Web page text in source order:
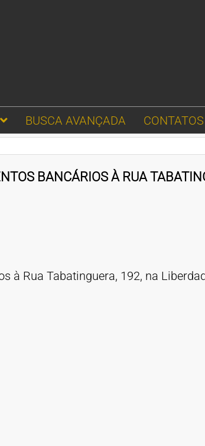
BUSCA AVANÇADA CONTATOS
BANCÁRIOS À RUA
à Rua Tabatinguera, 192, na